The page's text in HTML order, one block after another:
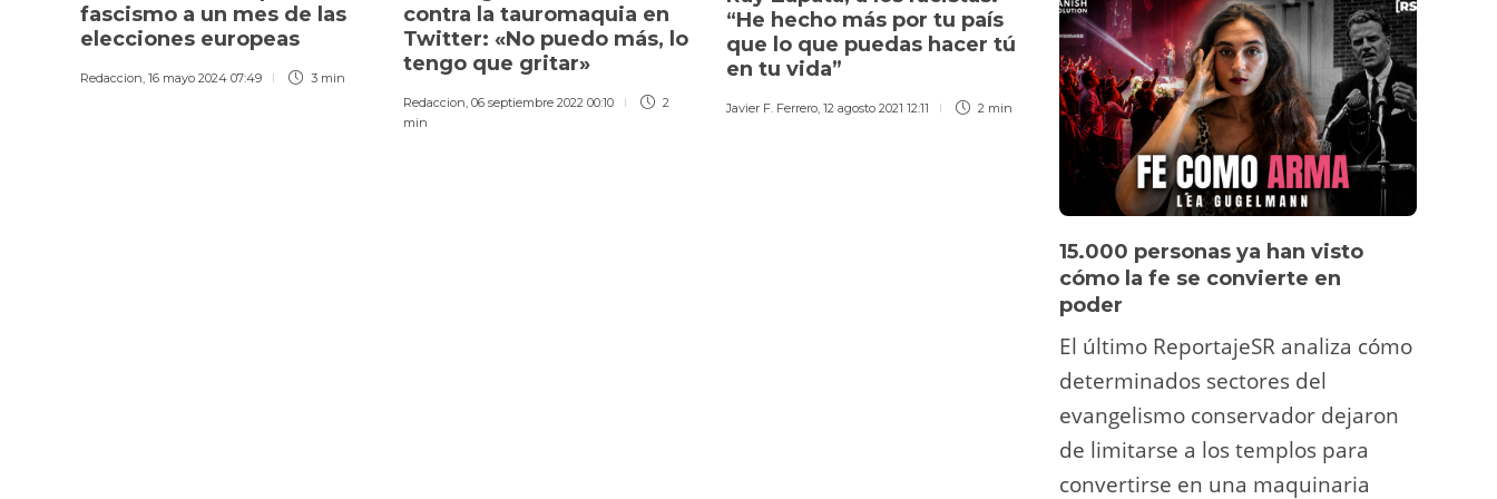
fascismo a un mes de las
elecciones europeas
Redaccion, 16 mayo 2024 07:49 3 min
contra la tauromaquia en
Twitter: «No puedo más, lo
tengo que gritar»
Redaccion, 06 septiembre 2022 00:10
2
min
“He hecho más por tu país
que lo que puedas hacer tú
en tu vida”
Javier F. Ferrero, 12 agosto 2021 12:11 2 min
montaron una corrida
“benéfica” con ayuda de
Ayuso para darse el dinero
a sí mismas
Redaccion,18 junio 2021 16:27 3 min
dengue,
Redaccion
15.000 personas ya han visto
cómo la fe se convierte en
poder
El último ReportajeSR analiza cómo
determinados sectores del
evangelismo conservador dejaron
de limitarse a los templos para
convertirse en una maquinaria